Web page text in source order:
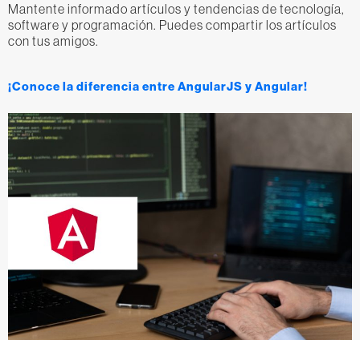
Mantente informado artículos y tendencias de tecnología,
software y programación. Puedes compartir los artículos
con tus amigos.
¡Conoce la diferencia entre AngularJS y Angular!